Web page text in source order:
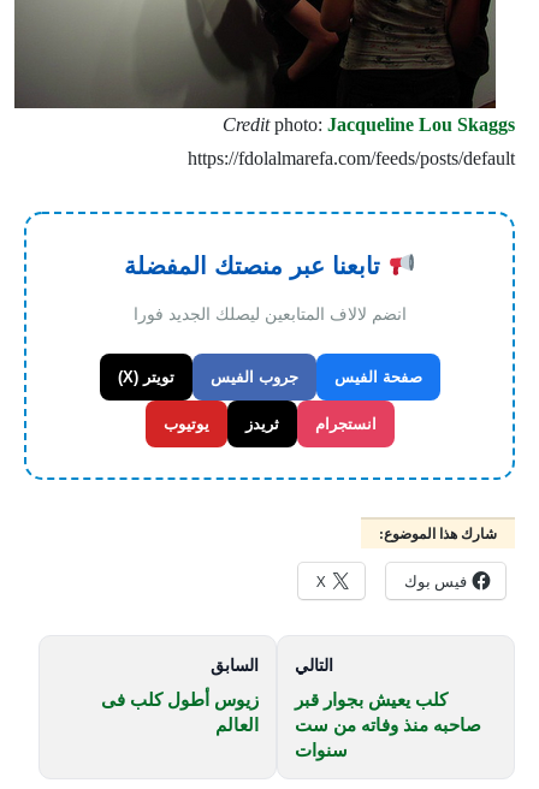
Creditphoto: Jacqueline Lou Skaggs
https://fdolalmarefa.com/feeds/posts/default
تابعنا عبر منصتك المفضلة
انضم لالاف المتابعين ليصلك الجديد فورا
صفحة الفيس جروب الفيس تويتر (X)
انستجرام ثريدز يوتيوب
شارك هذا الموضوع:
فيس بوك X
التالي
كلب يعيش بجوار قبر
صاحبه منذ وفاته من ست
سنوات
السابق
زيوس أطول كلب فى
العالم